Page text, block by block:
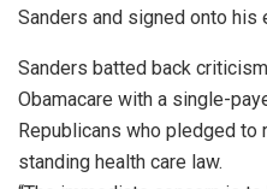
Sanders and signed onto his
Sanders batted back
Obamacare with a single-
Republicans who pledged to
standing health care law.